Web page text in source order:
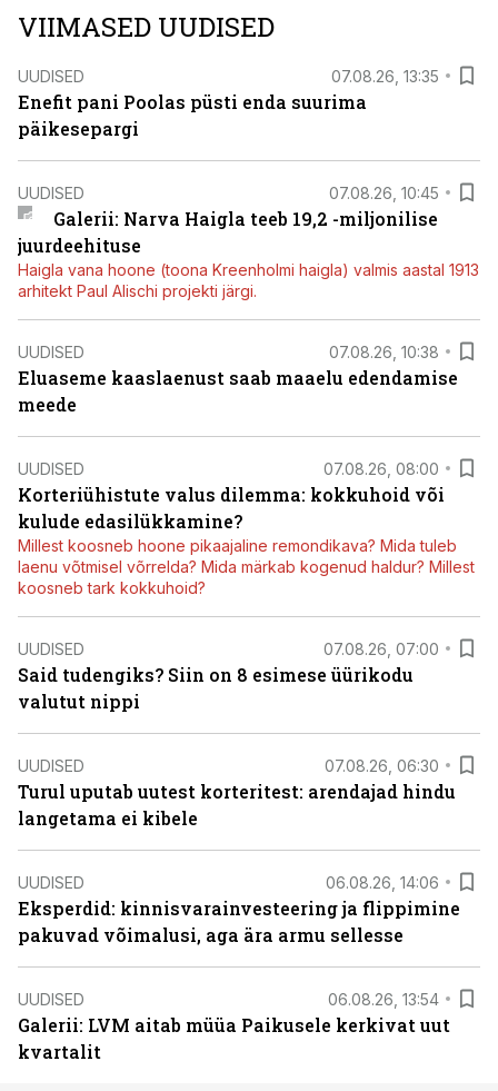
VIIMASED UUDISED
UUDISED 07.08.26, 13:35
Enefit pani Poolas püsti enda suurima
päikesepargi
UUDISED 07.08.26, 10:45
Galerii: Narva Haigla teeb 19,2 -miljonilise
juurdeehituse
Haigla vana hoone (toona Kreenholmi haigla) valmis aastal 1913
arhitekt Paul Alischi projekti järgi.
UUDISED 07.08.26, 10:38
Eluaseme kaaslaenust saab maaelu edendamise
meede
UUDISED 07.08.26, 08:00
Korteriühistute valus dilemma: kokkuhoid või
kulude edasilükkamine?
Millest koosneb hoone pikaajaline remondikava? Mida tuleb
laenu võtmisel võrrelda? Mida märkab kogenud haldur? Millest
koosneb tark kokkuhoid?
UUDISED 07.08.26, 07:00
Said tudengiks? Siin on 8 esimese üürikodu
valutut nippi
UUDISED 07.08.26, 06:30
Turul uputab uutest korteritest: arendajad hindu
langetama ei kibele
UUDISED 06.08.26, 14:06
Eksperdid: kinnisvarainvesteering ja flippimine
pakuvad võimalusi, aga ära armu sellesse
UUDISED 06.08.26, 13:54
Galerii: LVM aitab müüa Paikusele kerkivat uut
kvartalit